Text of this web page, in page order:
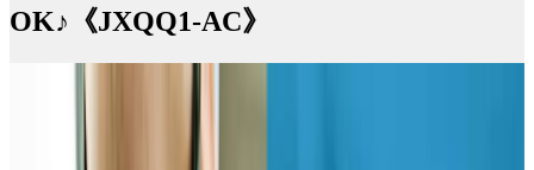
OK♪《JXQQ1-AC》